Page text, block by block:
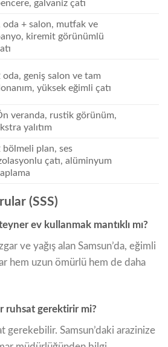
galvaniz çatı
oda + salon, mutfak ve
kiremit görünümlü
oda, geniş salon ve tam
yüksek eğimli çatı
veranda, rustik görünüm,
yalıtım
bölmeli plan, ses
çatı, alüminyum
(SSS)
ev kullanmak mantıklı mı?
ve yağış alan Samsun’da, eğimli
hem uzun ömürlü hem de daha
ruhsat gerektirir mi?
gerekebilir. Samsun’daki arazinize